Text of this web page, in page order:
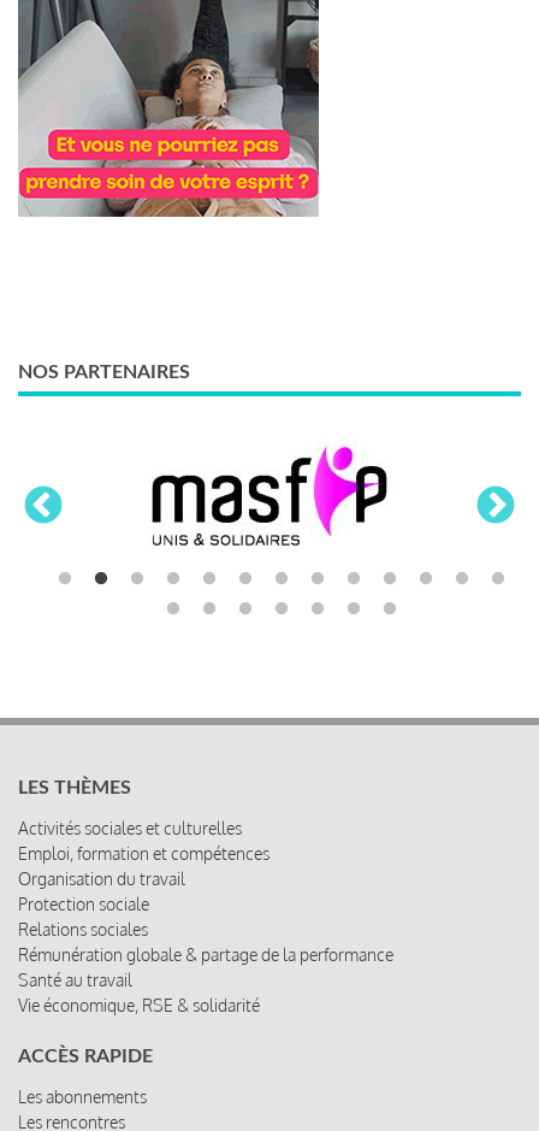
NOS PARTENAIRES
LES THÈMES
Activités sociales et culturelles
Emploi, formation et compétences
Organisation du travail
Protection sociale
Relations sociales
Rémunération globale & partage de la performance
Santé au travail
Vie économique, RSE & solidarité
ACCÈS RAPIDE
Les abonnements
Les rencontres